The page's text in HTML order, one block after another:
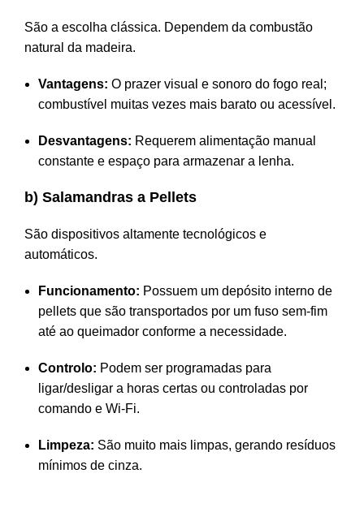
São a escolha clássica. Dependem da combustão
natural da madeira.
Vantagens: O prazer visual e sonoro do fogo real;
combustível muitas vezes mais barato ou acessível.
Desvantagens: Requerem alimentação manual
constante e espaço para armazenar a lenha.
b) Salamandras a Pellets
São dispositivos altamente tecnológicos e
automáticos.
Funcionamento: Possuem um depósito interno de
pellets que são transportados por um fuso sem-fim
até ao queimador conforme a necessidade.
Controlo: Podem ser programadas para
ligar/desligar a horas certas ou controladas por
comando e Wi-Fi.
Limpeza: São muito mais limpas, gerando resíduos
mínimos de cinza.